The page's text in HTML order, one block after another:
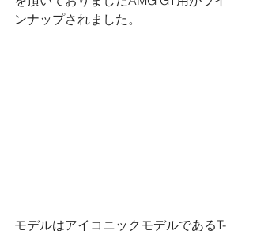
ンナップされました。
モデルはアイコニックモデルであるT-